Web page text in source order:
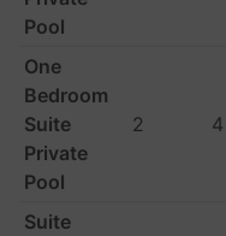
Pool
One
Bedroom
Suite
Private
Pool
2 4
Suite